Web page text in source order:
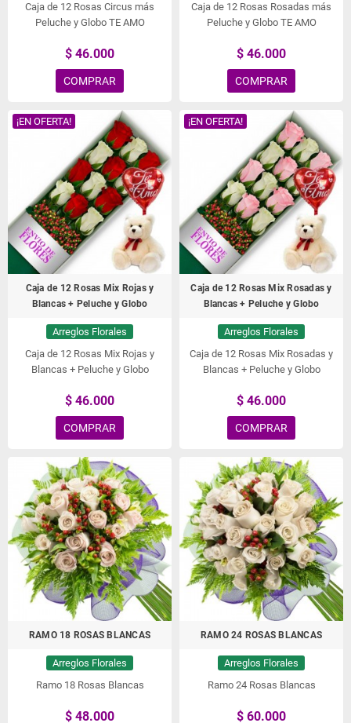
Caja de 12 Rosas Circus más
Peluche y Globo TE AMO
$ 46.000
COMPRAR
Caja de 12 Rosas Rosadas más
Peluche y Globo TE AMO
$ 46.000
COMPRAR
¡EN OFERTA!
Caja de 12 Rosas Mix Rojas y
Blancas + Peluche y Globo
Arreglos Florales
Caja de 12 Rosas Mix Rojas y
Blancas + Peluche y Globo
$ 46.000
COMPRAR
¡EN OFERTA!
Caja de 12 Rosas Mix Rosadas y
Blancas + Peluche y Globo
Arreglos Florales
Caja de 12 Rosas Mix Rosadas y
Blancas + Peluche y Globo
$ 46.000
COMPRAR
RAMO 18 ROSAS BLANCAS
Arreglos Florales
Ramo 18 Rosas Blancas
$ 48.000
RAMO 24 ROSAS BLANCAS
Arreglos Florales
Ramo 24 Rosas Blancas
$ 60.000